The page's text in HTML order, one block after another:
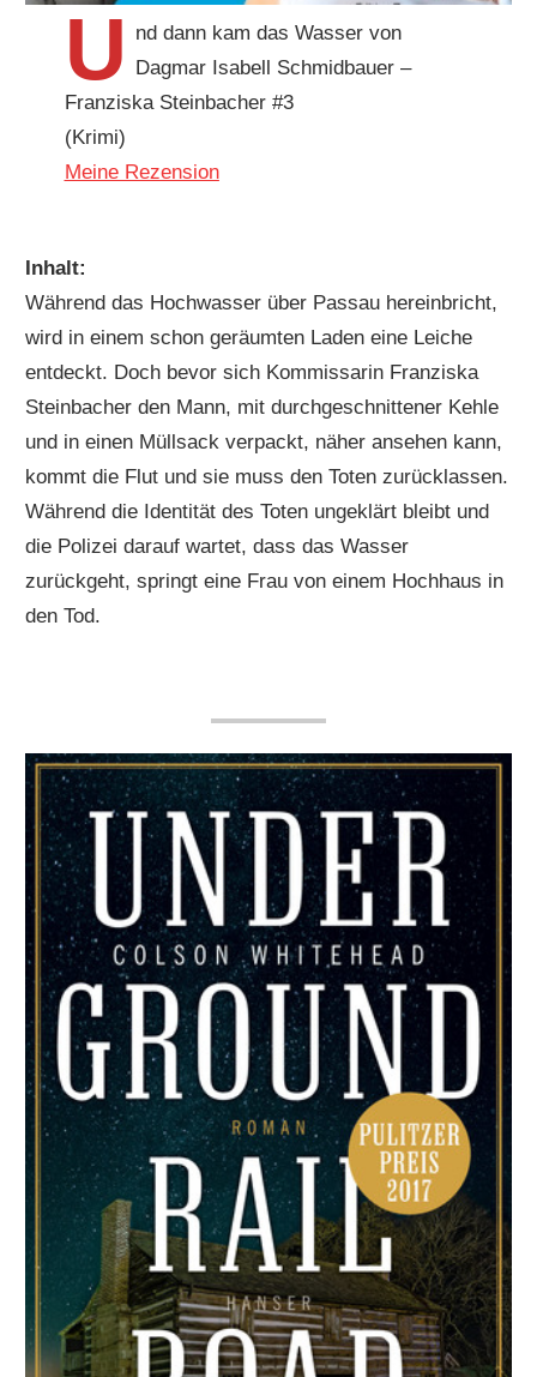
U
nd dann kam das Wasser von
Dagmar Isabell Schmidbauer –
Franziska Steinbacher #3
(Krimi)
Meine Rezension
Inhalt:
Während das Hochwasser über Passau hereinbricht,
wird in einem schon geräumten Laden eine Leiche
entdeckt. Doch bevor sich Kommissarin Franziska
Steinbacher den Mann, mit durchgeschnittener Kehle
und in einen Müllsack verpackt, näher ansehen kann,
kommt die Flut und sie muss den Toten zurücklassen.
Während die Identität des Toten ungeklärt bleibt und
die Polizei darauf wartet, dass das Wasser
zurückgeht, springt eine Frau von einem Hochhaus in
den Tod.